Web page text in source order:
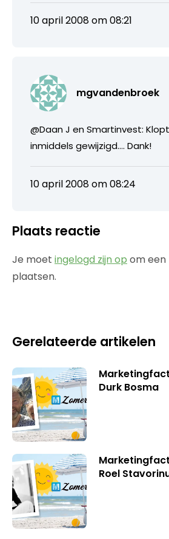
10 april 2008 om 08:21
mgvandenbroek
@Daan J en Smartinvest:
inmiddels gewijzigd…. Dank!
10 april 2008 om 08:24
Plaats reactie
Je moet ingelogd zijn op om
plaatsen.
Gerelateerde artikelen
Durk Bosma
Roel